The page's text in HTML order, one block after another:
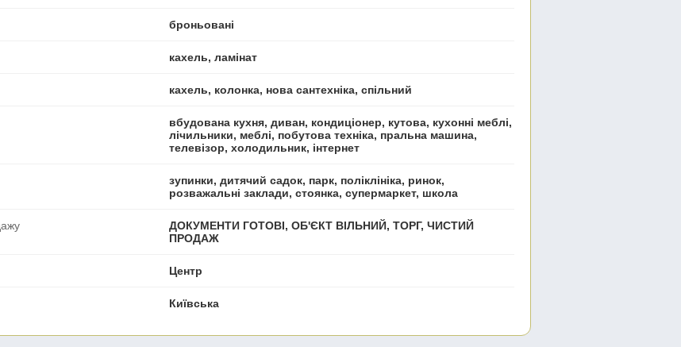
броньовані
кахель, ламінат
кахель, колонка, нова сантехніка, спільний
вбудована кухня, диван, кондиціонер, кутова, кухонні меблі,
лічильники, меблі, побутова техніка, пральна машина,
телевізор, холодильник, інтернет
зупинки, дитячий садок, парк, поліклініка, ринок,
розважальні заклади, стоянка, супермаркет, школа
ДОКУМЕНТИ ГОТОВІ, ОБ'ЄКТ ВІЛЬНИЙ, ТОРГ, ЧИСТИЙ
ПРОДАЖ
Центр
Київська